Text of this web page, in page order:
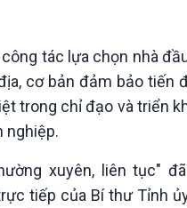
tác lựa chọn nhà
cơ bản đảm bảo tiến
trong chỉ đạo và triển
nghiệp.
xuyên, liên tục"
tiếp của Bí thư Tỉnh